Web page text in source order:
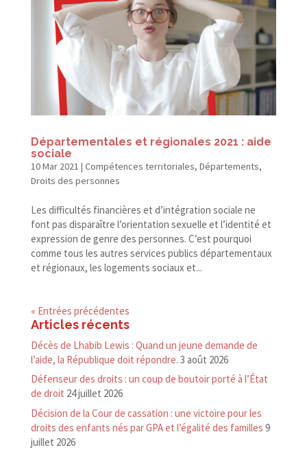
Départementales et régionales 2021 : aide
sociale
10 Mar 2021 | Compétences territoriales, Départements,
Droits des personnes
Les difficultés financières et d’intégration sociale ne
font pas disparaître l’orientation sexuelle et l’identité et
expression de genre des personnes. C’est pourquoi
comme tous les autres services publics départementaux
et régionaux, les logements sociaux et...
« Entrées précédentes
Articles récents
Décès de Lhabib Lewis : Quand un jeune demande de
l’aide, la République doit répondre. 3 août 2026
Défenseur des droits : un coup de boutoir porté à l’État
de droit 24 juillet 2026
Décision de la Cour de cassation : une victoire pour les
droits des enfants nés par GPA et l’égalité des familles 9
juillet 2026